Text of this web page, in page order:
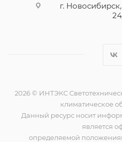
г.
2026 © ИНТЭКС
климатическое
Данный ресурс носит
является
определяемой